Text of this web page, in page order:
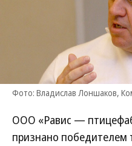
Фото: Владислав Лоншаков,
ООО «Равис —
признано победителем